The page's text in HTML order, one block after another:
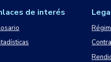
de interés